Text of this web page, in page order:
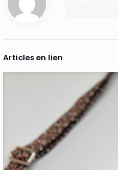
Articles en lien